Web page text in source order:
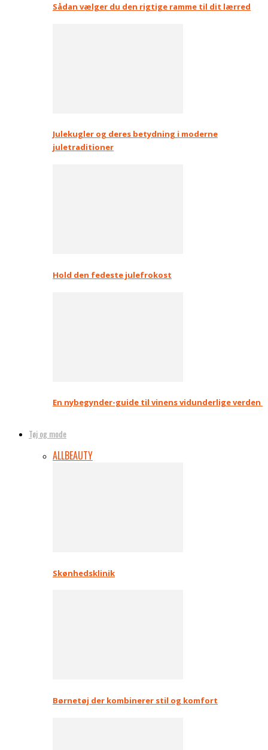
Sådan vælger du den rigtige ramme til dit lærred
Julekugler og deres betydning i moderne
juletraditioner
Hold den fedeste julefrokost
En nybegynder-guide til vinens vidunderlige verden
Tøj og mode
ALLBEAUTY
Skønhedsklinik
Børnetøj der kombinerer stil og komfort